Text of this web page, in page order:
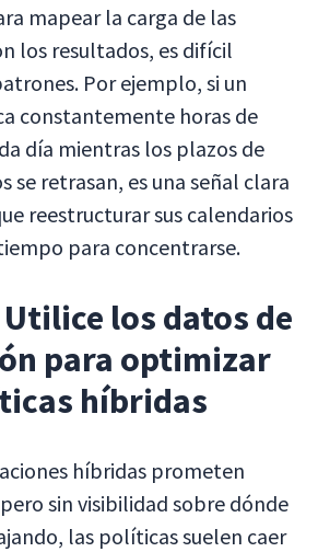
mapear la carga de las
los resultados, es difícil
Por ejemplo, si un
constantemente horas de
día mientras los plazos de
se retrasan, es una señal clara
reestructurar sus calendarios
para concentrarse.
Utilice los datos de
para optimizar
híbridas
híbridas prometen
sin visibilidad sobre dónde
las políticas suelen caer